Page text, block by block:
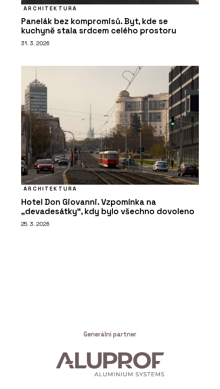
ARCHITEKTURA
Panelák bez kompromisů. Byt, kde se
kuchyně stala srdcem celého prostoru
31. 3. 2026
ARCHITEKTURA
Hotel Don Giovanni. Vzpomínka na
„devadesátky“, kdy bylo všechno dovoleno
25. 3. 2026
Generální partner